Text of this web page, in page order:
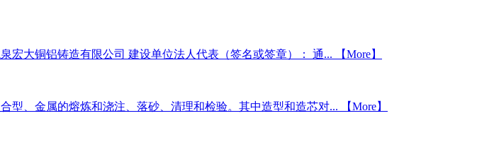
宏大铜铝铸造有限公司 建设单位法人代表（签名或签章）： 通... 【More】
型、金属的熔炼和浇注、落砂、清理和检验。其中造型和造芯对... 【More】